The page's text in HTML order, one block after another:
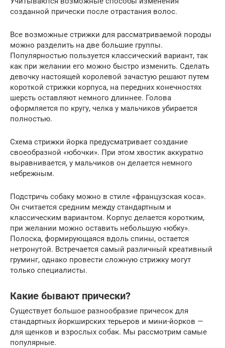
созданной прически после отрастания волос.
Все возможные стрижки для рассматриваемой породы
можно разделить на две большие группы.
Популярностью пользуется классический вариант, так
как при желании его можно быстро изменить. Сделать
девочку настоящей королевой зачастую решают путем
короткой стрижки корпуса, на передних конечностях
шерсть оставляют немного длиннее. Голова
оформляется по кругу, челка у мальчиков убирается
полностью.
Схема стрижки йорка предусматривает создание
своеобразной «юбочки». При этом хвостик аккуратно
выравнивается, у мальчиков он делается немного
небрежным.
Подстричь собаку можно в стиле «французская коса».
Он считается средним между стандартным и
классическим вариантом. Корпус делается коротким,
при желании можно оставить небольшую «юбку».
Полоска, формирующаяся вдоль спины, остается
нетронутой. Встречается самый различный креативный
груминг, однако провести сложную стрижку могут
только специалисты.
Какие бывают прически?
Существует большое разнообразие причесок для
стандартных йоркширских терьеров и мини-йорков —
для щенков и взрослых собак. Мы рассмотрим самые
популярные.